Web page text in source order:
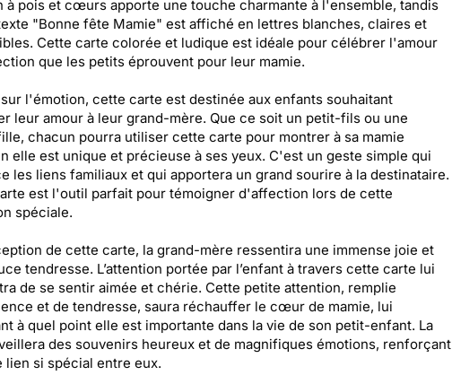
à pois et cœurs apporte une touche charmante à l'ensemble, tandis
"Bonne fête Mamie" est affiché en lettres blanches, claires et
Cette carte colorée et ludique est idéale pour célébrer l'amour
que les petits éprouvent pour leur mamie.
l'émotion, cette carte est destinée aux enfants souhaitant
leur amour à leur grand-mère. Que ce soit un petit-fils ou une
chacun pourra utiliser cette carte pour montrer à sa mamie
elle est unique et précieuse à ses yeux. C'est un geste simple qui
les liens familiaux et qui apportera un grand sourire à la destinataire.
est l'outil parfait pour témoigner d'affection lors de cette
spéciale.
de cette carte, la grand-mère ressentira une immense joie et
tendresse. L’attention portée par l’enfant à travers cette carte lui
de se sentir aimée et chérie. Cette petite attention, remplie
et de tendresse, saura réchauffer le cœur de mamie, lui
à quel point elle est importante dans la vie de son petit-enfant. La
des souvenirs heureux et de magnifiques émotions, renforçant
lien si spécial entre eux.